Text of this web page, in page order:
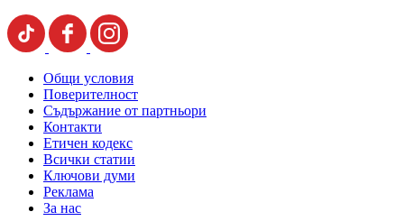
Общи условия
Поверителност
Съдържание от партньори
Контакти
Етичен кодекс
Всички статии
Ключови думи
Реклама
За нас